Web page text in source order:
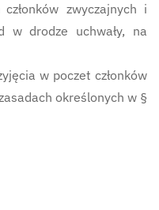
zwyczajnych i
w drodze uchwały, na
w poczet członków
określonych w §